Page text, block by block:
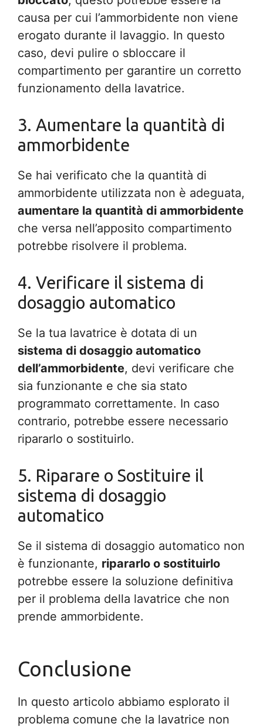
causa per cui l’ammorbidente non viene
erogato durante il lavaggio. In questo
caso, devi pulire o sbloccare il
compartimento per garantire un corretto
funzionamento della lavatrice.
3. Aumentare la quantità di
ammorbidente
Se hai verificato che la quantità di
ammorbidente utilizzata non è adeguata,
aumentare la quantità di ammorbidente
che versa nell’apposito compartimento
potrebbe risolvere il problema.
4. Verificare il sistema di
dosaggio automatico
Se la tua lavatrice è dotata di un
sistema di dosaggio automatico
dell’ammorbidente, devi verificare che
sia funzionante e che sia stato
programmato correttamente. In caso
contrario, potrebbe essere necessario
ripararlo o sostituirlo.
5. Riparare o Sostituire il
sistema di dosaggio
automatico
Se il sistema di dosaggio automatico non
è funzionante, ripararlo o sostituirlo
potrebbe essere la soluzione definitiva
per il problema della lavatrice che non
prende ammorbidente.
Conclusione
In questo articolo abbiamo esplorato il
problema comune che la lavatrice non